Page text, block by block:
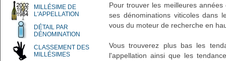
MILLÉSIME DE
L'APPELLATION
DÉTAIL PAR
DÉNOMINATION
CLASSEMENT DES
MILLÉSIMES
Pour trouver les meilleures
ses dénominations viticoles dans
vous du moteur de recherche en
Vous trouverez plus bas les
l'appellation ainsi que les